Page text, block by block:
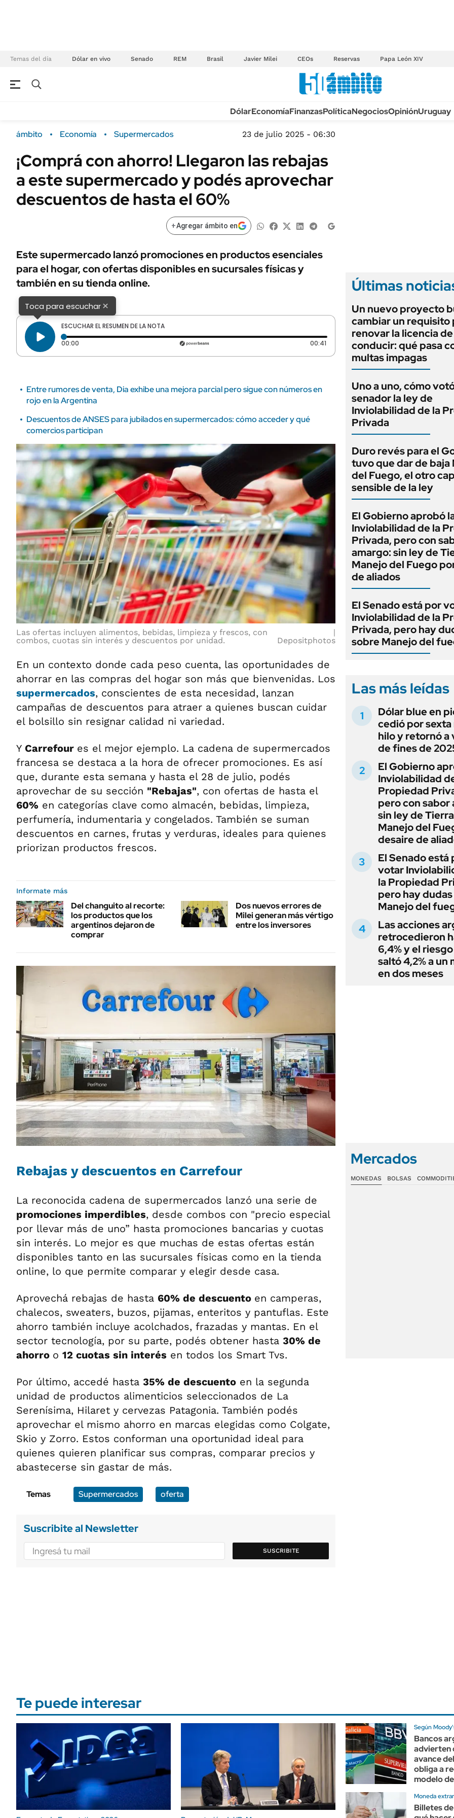
Temas del día Dólar en vivo Senado REM Brasil Javier Milei CEOs Reservas Papa León XIV
Campo
FINANZAS
Dólar
Sustentabilidad
ENERGY REPORT
POLÍTICA
URUGUAY
TECNOLOGÍA
MÉXICO
MUNDO
INFORMACIÓN GENERAL
AUTOS
DólarEconomíaFinanzasPolíticaNegociosOpiniónUruguay
ámbito Economía Supermercados 23 de julio 2025 - 06:30
¡Comprá con ahorro! Llegaron las rebajas
a este supermercado y podés aprovechar
descuentos de hasta el 60%
+Agregar ámbito en
Este supermercado lanzó promociones en productos esenciales
para el hogar, con ofertas disponibles en sucursales físicas y
también en su tienda online.
Toca para escuchar×
ESCUCHAR EL RESUMEN DE LA NOTA
00:00 Tiempo transcurrido: 0 segundos 00:41 Duración: 41 segundos
Entre rumores de venta, Dia exhibe una mejora parcial pero sigue con números en
rojo en la Argentina
Descuentos de ANSES para jubilados en supermercados: cómo acceder y qué
comercios participan
Las ofertas incluyen alimentos, bebidas, limpieza y frescos, con
combos, cuotas sin interés y descuentos por unidad.
Depositphotos
En un contexto donde cada peso cuenta, las oportunidades de
ahorrar en las compras del hogar son más que bienvenidas. Los
supermercados, conscientes de esta necesidad, lanzan
campañas de descuentos para atraer a quienes buscan cuidar
el bolsillo sin resignar calidad ni variedad.
Y Carrefour es el mejor ejemplo. La cadena de supermercados
francesa se destaca a la hora de ofrecer promociones. Es así
que, durante esta semana y hasta el 28 de julio, podés
aprovechar de su sección "Rebajas", con ofertas de hasta el
60% en categorías clave como almacén, bebidas, limpieza,
perfumería, indumentaria y congelados. También se suman
descuentos en carnes, frutas y verduras, ideales para quienes
priorizan productos frescos.
Informate más
Del changuito al recorte:
los productos que los
argentinos dejaron de
comprar
Dos nuevos errores de
Milei generan más vértigo
entre los inversores
Rebajas y descuentos en Carrefour
La reconocida cadena de supermercados lanzó una serie de
promociones imperdibles, desde combos con "precio especial
por llevar más de uno” hasta promociones bancarias y cuotas
sin interés. Lo mejor es que muchas de estas ofertas están
disponibles tanto en las sucursales físicas como en la tienda
online, lo que permite comparar y elegir desde casa.
Aprovechá rebajas de hasta 60% de descuento en camperas,
chalecos, sweaters, buzos, pijamas, enteritos y pantuflas. Este
ahorro también incluye acolchados, frazadas y mantas. En el
sector tecnología, por su parte, podés obtener hasta 30% de
ahorro o 12 cuotas sin interés en todos los Smart Tvs.
Por último, accedé hasta 35% de descuento en la segunda
unidad de productos alimenticios seleccionados de La
Serenísima, Hilaret y cervezas Patagonia. También podés
aprovechar el mismo ahorro en marcas elegidas como Colgate,
Skio y Zorro. Estos conforman una oportunidad ideal para
quienes quieren planificar sus compras, comparar precios y
abastecerse sin gastar de más.
Temas Supermercados oferta
Suscribite al Newsletter
SUSCRIBITE
Últimas
Un nuevo proyecto
cambiar un requisito
renovar la licencia de
conducir: qué pasa
multas impagas
Uno a uno, cómo
senador la ley de
Inviolabilidad de la
Privada
Duro revés para el
tuvo que dar de baja
del Fuego, el otro
sensible de la ley
El Gobierno aprobó
Inviolabilidad de la
Privada, pero con
amargo: sin ley de
Manejo del Fuego
de aliados
El Senado está por
Inviolabilidad de la
Privada, pero hay
sobre Manejo del
Las más leídas
Dólar blue en
cedió por sexta
hilo y retornó a
de fines de
El Gobierno
Inviolabilidad
Propiedad
pero con sabor
sin ley de
Manejo del
desaire de
El Senado está
votar
la Propiedad
pero hay
Manejo del
Las acciones
retrocedieron
6,4% y el
saltó 4,2% a un
en dos meses
Mercados
MONEDAS BOLSAS
Te puede interesar
Según
Bancos
advierten
avance
obliga a
modelo
Moneda
Billetes